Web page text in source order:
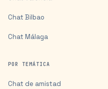
Chat Bilbao
Chat Málaga
POR TEMÁTICA
Chat de amistad